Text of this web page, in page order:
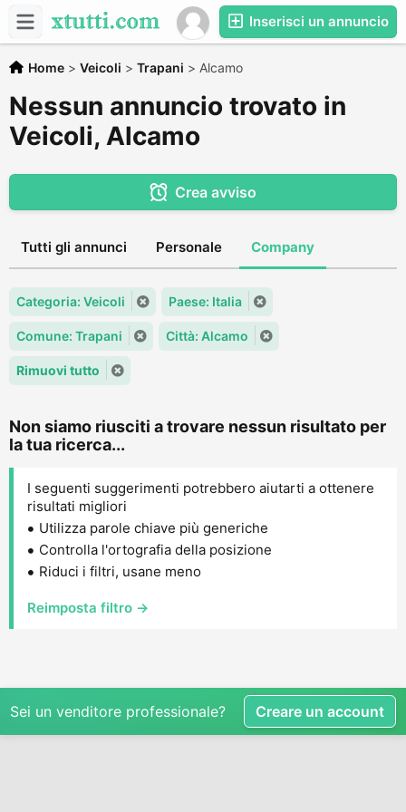
Inserisci un annuncio
Home > Veicoli > Trapani > Alcamo
Nessun annuncio trovato in
Veicoli, Alcamo
Crea avviso
Tutti gli annunci Personale Company
Categoria: Veicoli Paese: Italia
Comune: Trapani Città: Alcamo
Rimuovi tutto
Non siamo riusciti a trovare nessun risultato per
la tua ricerca...
I seguenti suggerimenti potrebbero aiutarti a ottenere
risultati migliori
Utilizza parole chiave più generiche
Controlla l'ortografia della posizione
Riduci i filtri, usane meno
Reimposta filtro →
Sei un venditore professionale? Creare un account